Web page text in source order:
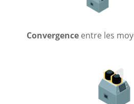
Convergenceentre les